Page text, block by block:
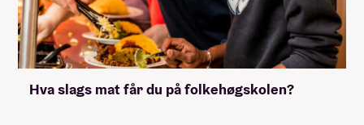
Hva slags mat får du på folkehøgskolen?